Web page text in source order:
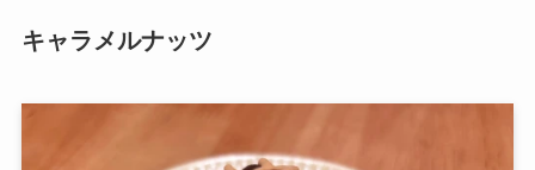
キャラメルナッツ